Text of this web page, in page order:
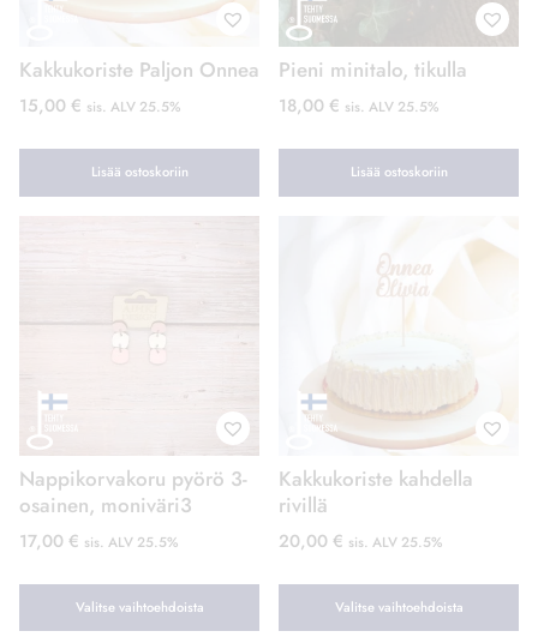
Kakkukoriste Paljon Onnea
15,00 € sis. ALV 25.5%
Lisää ostoskoriin
Pieni minitalo, tikulla
18,00 € sis. ALV 25.5%
Lisää ostoskoriin
Nappikorvakoru pyörö 3-
osainen, moniväri3
17,00 € sis. ALV 25.5%
Valitse vaihtoehdoista
Kakkukoriste kahdella
rivillä
20,00 € sis. ALV 25.5%
Valitse vaihtoehdoista